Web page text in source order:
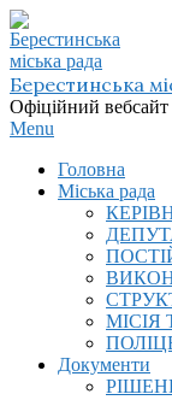
Skip
to
content
Берестинська
Офіційний вебсайт
Primary
Menu
Menu
Головна
Міська рада
МІСІЯ
Документи